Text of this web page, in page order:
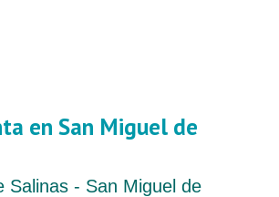
en San Miguel de
Salinas - San Miguel de